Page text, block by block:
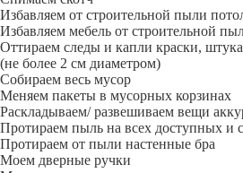
Избавляем от строительной пыли
Избавляем мебель от строительной
Оттираем следы и капли краски,
(не более 2 см диаметром)
Собираем весь мусор
Меняем пакеты в мусорных корзинах
Раскладываем/ развешиваем вещи
Протираем пыль на всех доступных и
Протираем от пыли настенные бра
Моем дверные ручки